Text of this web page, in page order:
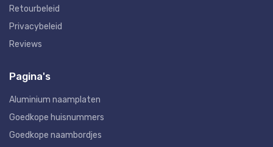
Retourbeleid
Privacybeleid
Reviews
Pagina's
Aluminium naamplaten
Goedkope huisnummers
Goedkope naambordjes